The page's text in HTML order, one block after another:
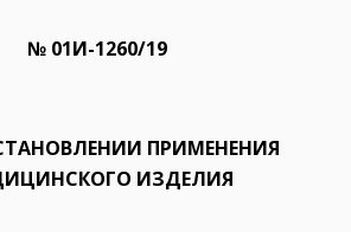
№ 01И-1260/19
ПРИМЕНЕНИЯ
ИЗДЕЛИЯ